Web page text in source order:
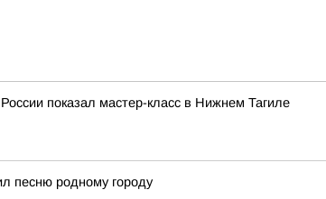
показал мастер-класс в Нижнем Тагиле
песню родному городу